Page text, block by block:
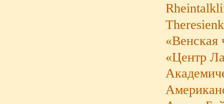
«Венская
«Центр